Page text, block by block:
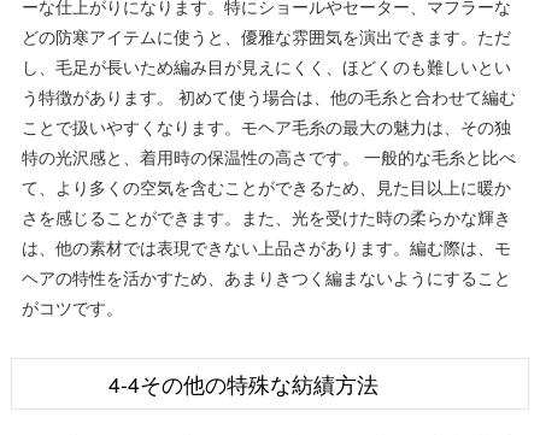
ーな仕上がりになります。特にショールやセーター、マフラーな
どの防寒アイテムに使うと、優雅な雰囲気を演出できます。ただ
し、毛足が長いため編み目が見えにくく、ほどくのも難しいとい
う特徴があります。 初めて使う場合は、他の毛糸と合わせて編む
ことで扱いやすくなります。モヘア毛糸の最大の魅力は、その独
特の光沢感と、着用時の保温性の高さです。 一般的な毛糸と比べ
て、より多くの空気を含むことができるため、見た目以上に暖か
さを感じることができます。また、光を受けた時の柔らかな輝き
は、他の素材では表現できない上品さがあります。編む際は、モ
ヘアの特性を活かすため、あまりきつく編まないようにすること
がコツです。
4-4その他の特殊な紡績方法